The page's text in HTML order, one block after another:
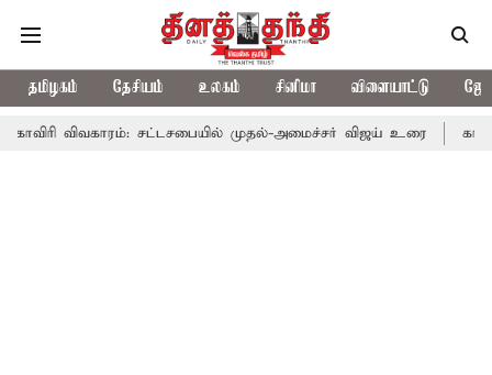
தமிழகம் தேசியம் உலகம் சினிமா விளையாட்டு
சட்டசபையில் முதல்-அமைச்சர் விஜய் உரை காவிரி